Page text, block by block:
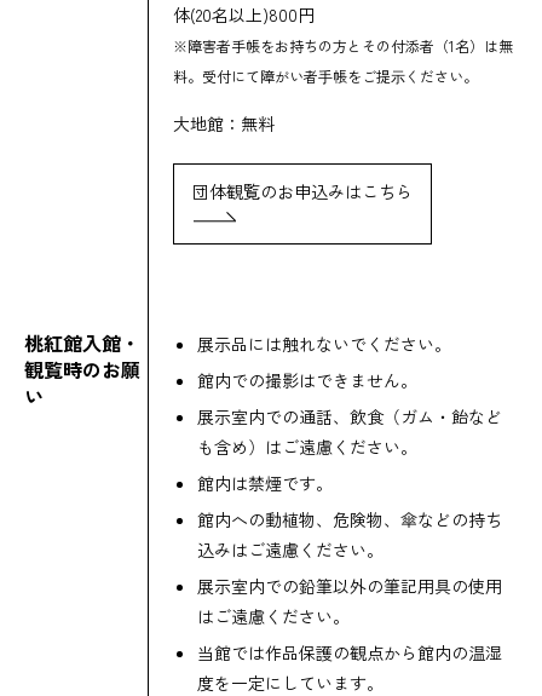
体(20名以上)800円
※障害者手帳をお持ちの方とその付添者（1名）は無
料。受付にて障がい者⼿帳をご提⽰ください。
大地館：無料
団体観覧のお申込みはこちら
桃紅館入館・
観覧時のお願
い
展示品には触れないでください。
館内での撮影はできません。
展示室内での通話、飲食（ガム・飴など
も含め）はご遠慮ください。
館内は禁煙です。
館内への動植物、危険物、傘などの持ち
込みはご遠慮ください。
展示室内での鉛筆以外の筆記用具の使用
はご遠慮ください。
当館では作品保護の観点から館内の温湿
度を一定にしています。